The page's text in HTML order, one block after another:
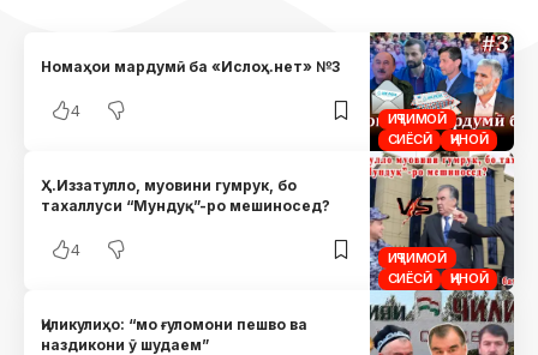
ИҶТИМОӢ
СИЁСӢ
ҶИНОӢ
Номаҳои мардумӣ ба «Ислоҳ.нет» №3
4
ИҶТИМОӢ
СИЁСӢ
ҶИНОӢ
Ҳ.Иззатулло, муовини гумрук, бо
тахаллуси “Мундуқ”-ро мешиносед?
4
Ҷиликулиҳо: “мо ғуломони пешво ва
наздикони ӯ шудаем”